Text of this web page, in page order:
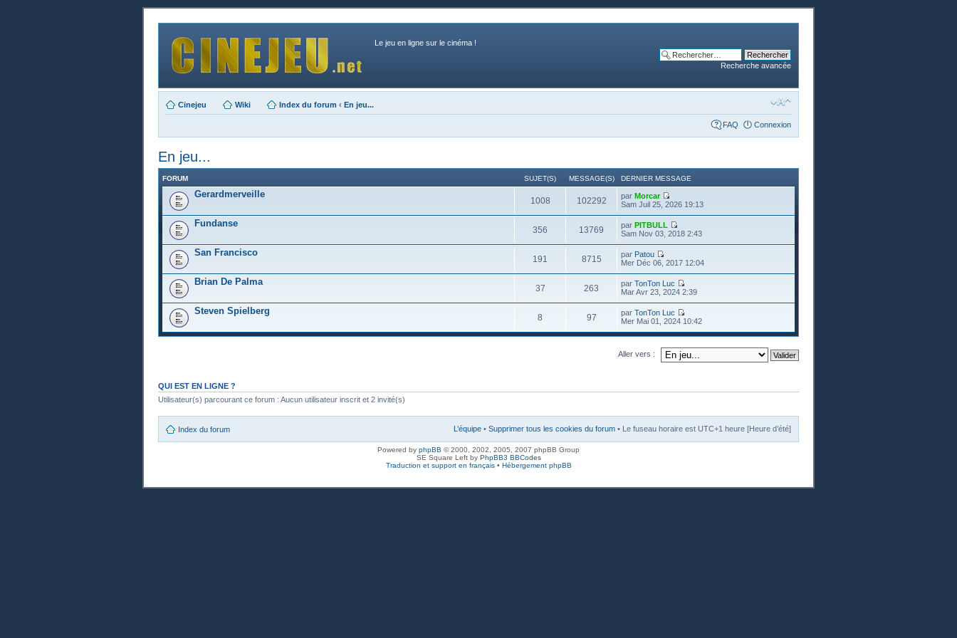
Le jeu en ligne sur le cinéma !
Recherche avancée
Cinejeu Wiki Index du forum ‹ En jeu...
FAQ Connexion
En jeu...
FORUM SUJET(S) MESSAGE(S) DERNIER MESSAGE
Gerardmerveille
1008 102292 parMorcar
Sam Juil 25, 2026 19:13
Fundanse
356 13769 parPITBULL
Sam Nov 03, 2018 2:43
San Francisco
191 8715 par Patou
Mer Déc 06, 2017 12:04
Brian De Palma
37 263 parTonTon Luc
Mar Avr 23, 2024 2:39
Steven Spielberg
8 97 parTonTon Luc
Mer Mai 01, 2024 10:42
Aller vers :
QUI EST EN LIGNE ?
Utilisateur(s) parcourant ce forum : Aucun utilisateur inscrit et 2 invité(s)
Index du forum L’équipe • Supprimer tous les cookies du forum • Le fuseau horaire est UTC+1 heure [Heure d’été]
Powered by phpBB © 2000, 2002, 2005, 2007 phpBB Group
SE Square Left by PhpBB3 BBCodes
Traduction et support en français• Hébergement phpBB